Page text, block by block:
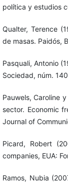
política y estudios
Qualter, Terence
de masas. Paidós,
Pasquali, Antonio
Sociedad, núm.
Pauwels, Caroline
sector. Economic
Journal of
Picard, Robert
companies, EUA:
Ramos, Nubia